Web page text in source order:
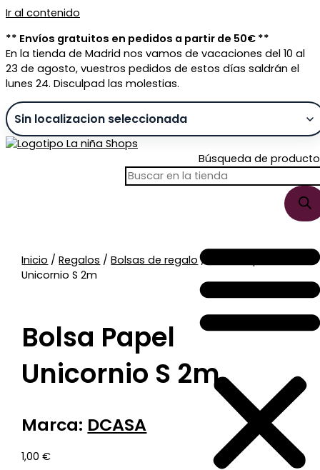
Ir al contenido
** Envíos gratuitos en pedidos a partir de 50€ **
En la tienda de Madrid nos vamos de vacaciones del 10 al
23 de agosto, vuestros pedidos de estos días saldrán el
lunes 24. Disculpad las molestias.
Búsqueda de
Inicio /Regalos /Bolsas de regalo/ Bolsa Papel
Unicornio S 2m
Bolsa Papel
Unicornio S 2m
Marca: DCASA
1,00€